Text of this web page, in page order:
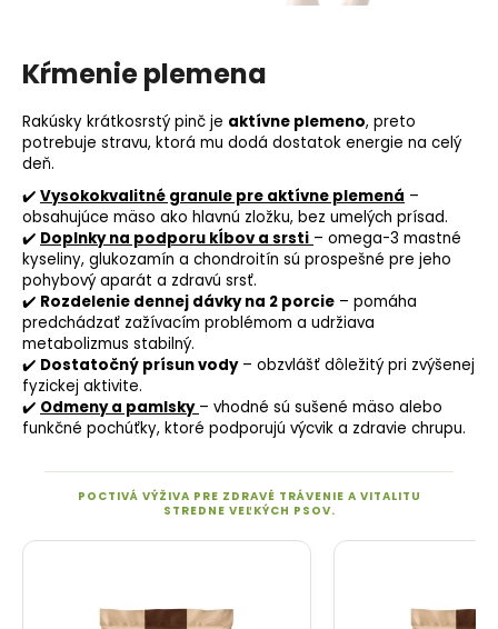
Kŕmenie plemena
Rakúsky krátkosrstý pinč je aktívne plemeno, preto
potrebuje stravu, ktorá mu dodá dostatok energie na celý
deň.
✔️ Vysokokvalitné granule pre aktívne plemená –
obsahujúce mäso ako hlavnú zložku, bez umelých prísad.
✔️ Doplnky na podporu kĺbov a srsti – omega-3 mastné
kyseliny, glukozamín a chondroitín sú prospešné pre jeho
pohybový aparát a zdravú srsť.
✔️ Rozdelenie dennej dávky na 2 porcie – pomáha
predchádzať zažívacím problémom a udržiava
metabolizmus stabilný.
✔️ Dostatočný prísun vody– obzvlášť dôležitý pri zvýšenej
fyzickej aktivite.
✔️ Odmeny a pamlsky – vhodné sú sušené mäso alebo
funkčné pochúťky, ktoré podporujú výcvik a zdravie chrupu.